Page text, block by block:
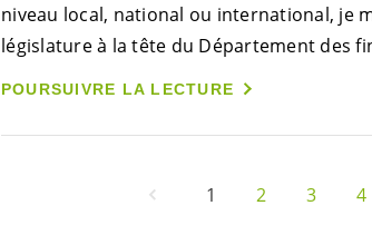
niveau local, national ou international, je
législature à la tête du Département des
POURSUIVRE LA LECTURE
1 2 3 4